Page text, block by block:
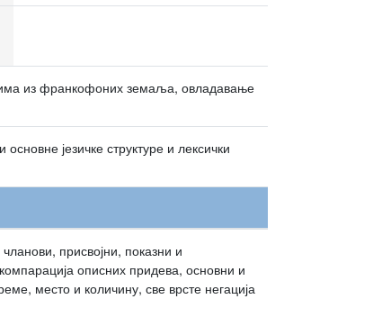
из франкофоних земаља, овладавање
језичке структуре и лексички
присвојни, показни и
описних придева, основни и
место и количину, све врсте негација